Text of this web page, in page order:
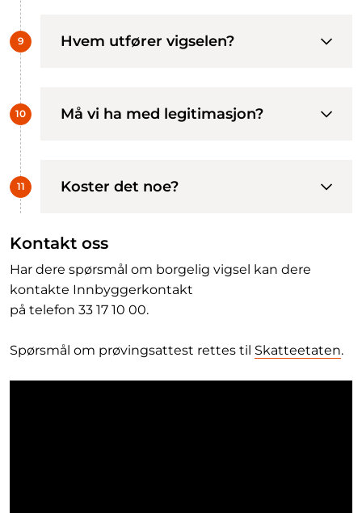
Hvem utfører vigselen?
Må vi ha med legitimasjon?
Koster det noe?
Kontakt oss
Har dere spørsmål om borgelig vigsel kan dere
kontakte Innbyggerkontakt
på telefon 33 17 10 00.
Spørsmål om prøvingsattest rettes til Skatteetaten.